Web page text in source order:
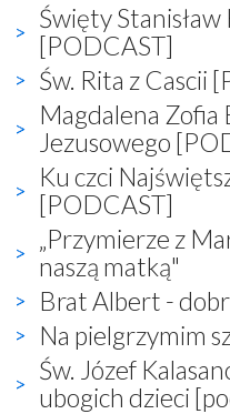
Święty
[PODCAST]
Św. Rita z Cascii
Magdalena Zofia
Jezusowego
Ku czci
[PODCAST]
„Przymierze z
naszą matką"
Brat Albert -
Na pielgrzymim
Św. Józef
ubogich dzieci